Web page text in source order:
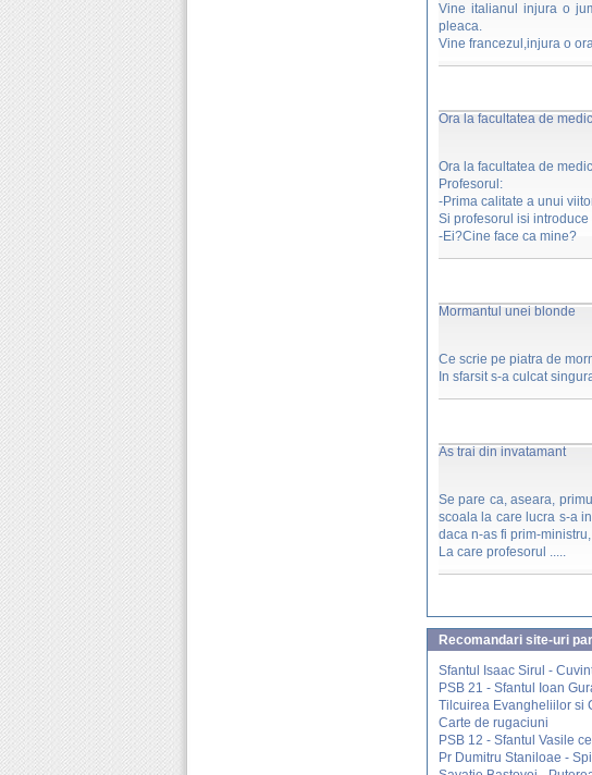
Vine italianul injura o
pleaca.
Vine francezul,injura o
Ora la facultatea de
Ora la facultatea de
Profesorul:
-Prima calitate a unui
Si profesorul isi
-Ei?Cine face ca mine?
Mormantul unei blonde
Ce scrie pe piatra de
In sfarsit s-a culcat
As trai din invatamant
Se pare ca, aseara,
scoala la care lucra s-a
daca n-as fi prim-
La care profesorul .....
Recomandari site-uri
Sfantul Isaac Sirul -
PSB 21 - Sfantul Ioan
Tilcuirea Evangheliilor si
Carte de rugaciuni
PSB 12 - Sfantul Vasile
Pr Dumitru Staniloae -